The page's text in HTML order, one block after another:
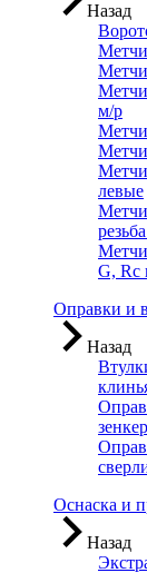
Назад
м/р
левые
G, Rc
Оправки и
Назад
Оснаска и
Назад